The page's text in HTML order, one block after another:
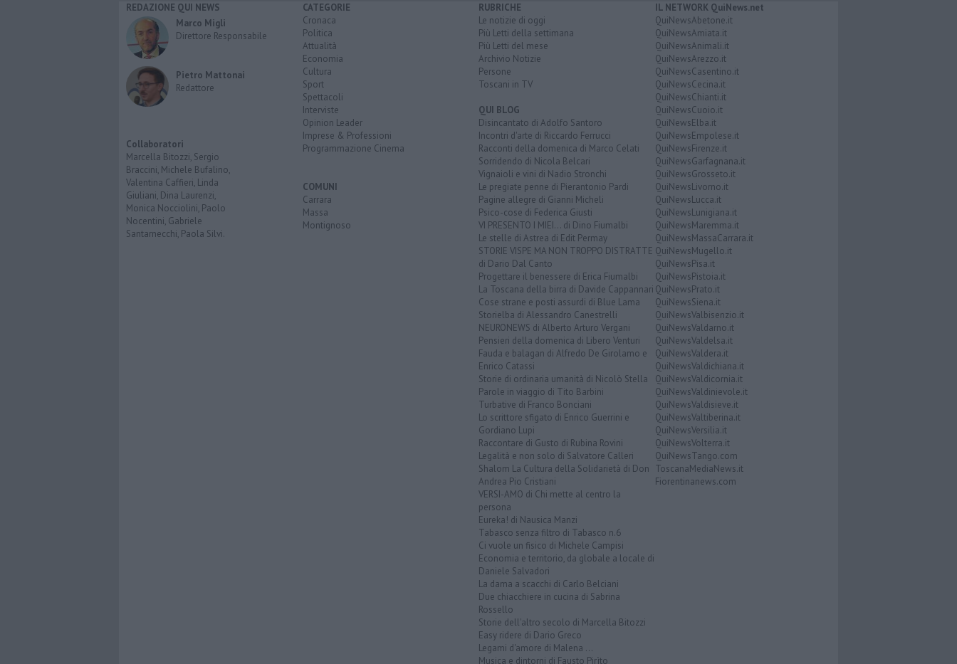
REDAZIONE QUI NEWS
Marco Migli
Direttore Responsabile
Pietro Mattonai
Redattore
Collaboratori
Marcella Bitozzi, Sergio
Braccini, Michele Bufalino,
Valentina Caffieri, Linda
Giuliani, Dina Laurenzi,
Monica Nocciolini, Paolo
Nocentini, Gabriele
Santarnecchi, Paola Silvi.
CATEGORIE
Cronaca
Politica
Attualità
Economia
Cultura
Sport
Spettacoli
Interviste
Opinion Leader
Imprese & Professioni
Programmazione Cinema
COMUNI
Carrara
Massa
Montignoso
RUBRICHE
Le notizie di oggi
Più Letti della settimana
Più Letti del mese
Archivio Notizie
Persone
Toscani in TV
QUI BLOG
Disincantato di Adolfo Santoro
Incontri d'arte di Riccardo Ferrucci
Racconti della domenica di Marco Celati
Sorridendo di Nicola Belcari
Vignaioli e vini di Nadio Stronchi
Le pregiate penne di Pierantonio Pardi
Pagine allegre di Gianni Micheli
Psico-cose di Federica Giusti
VI PRESENTO I MIEI... di Dino Fiumalbi
Le stelle di Astrea di Edit Permay
STORIE VISPE MA NON TROPPO DISTRATTE
di Dario Dal Canto
Progettare il benessere di Erica Fiumalbi
La Toscana della birra di Davide Cappannari
Cose strane e posti assurdi di Blue Lama
Storielba di Alessandro Canestrelli
NEURONEWS di Alberto Arturo Vergani
Pensieri della domenica di Libero Venturi
Fauda e balagan di Alfredo De Girolamo e
Enrico Catassi
Storie di ordinaria umanità di Nicolò Stella
Parole in viaggio di Tito Barbini
Turbative di Franco Bonciani
Lo scrittore sfigato di Enrico Guerrini e
Gordiano Lupi
Raccontare di Gusto di Rubina Rovini
Legalità e non solo di Salvatore Calleri
Shalom La Cultura della Solidarietà di Don
Andrea Pio Cristiani
VERSI-AMO di Chi mette al centro la
persona
Eureka! di Nausica Manzi
Tabasco senza filtro di Tabasco n.6
Ci vuole un fisico di Michele Campisi
Economia e territorio, da globale a locale di
Daniele Salvadori
La dama a scacchi di Carlo Belciani
Due chiacchiere in cucina di Sabrina
Rossello
Storie dell'altro secolo di Marcella Bitozzi
Easy ridere di Dario Greco
Legami d'amore di Malena ...
Musica e dintorni di Fausto Pirìto
IL NETWORK QuiNews.net
QuiNewsAbetone.it
QuiNewsAmiata.it
QuiNewsAnimali.it
QuiNewsArezzo.it
QuiNewsCasentino.it
QuiNewsCecina.it
QuiNewsChianti.it
QuiNewsCuoio.it
QuiNewsElba.it
QuiNewsEmpolese.it
QuiNewsFirenze.it
QuiNewsGarfagnana.it
QuiNewsGrosseto.it
QuiNewsLivorno.it
QuiNewsLucca.it
QuiNewsLunigiana.it
QuiNewsMaremma.it
QuiNewsMassaCarrara.it
QuiNewsMugello.it
QuiNewsPisa.it
QuiNewsPistoia.it
QuiNewsPrato.it
QuiNewsSiena.it
QuiNewsValbisenzio.it
QuiNewsValdarno.it
QuiNewsValdelsa.it
QuiNewsValdera.it
QuiNewsValdichiana.it
QuiNewsValdicornia.it
QuiNewsValdinievole.it
QuiNewsValdisieve.it
QuiNewsValtiberina.it
QuiNewsVersilia.it
QuiNewsVolterra.it
QuiNewsTango.com
ToscanaMediaNews.it
Fiorentinanews.com